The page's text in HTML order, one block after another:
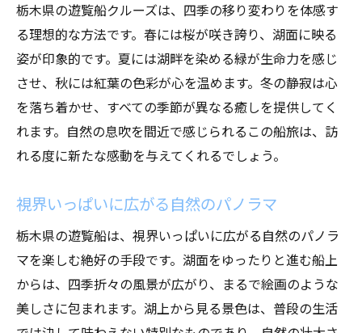
栃木県の遊覧船クルーズは、四季の移り変わりを体感す
る理想的な方法です。春には桜が咲き誇り、湖面に映る
姿が印象的です。夏には湖畔を染める緑が生命力を感じ
させ、秋には紅葉の色彩が心を温めます。冬の静寂は心
を落ち着かせ、すべての季節が異なる癒しを提供してく
れます。自然の息吹を間近で感じられるこの船旅は、訪
れる度に新たな感動を与えてくれるでしょう。
視界いっぱいに広がる自然のパノラマ
栃木県の遊覧船は、視界いっぱいに広がる自然のパノラ
マを楽しむ絶好の手段です。湖面をゆったりと進む船上
からは、四季折々の風景が広がり、まるで絵画のような
美しさに包まれます。湖上から見る景色は、普段の生活